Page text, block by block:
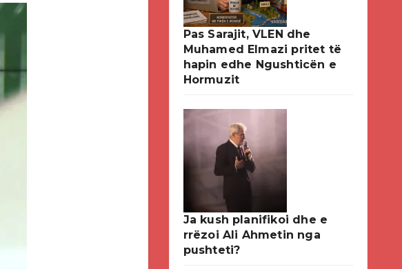
Pas Sarajit, VLEN dhe
Muhamed Elmazi pritet të
hapin edhe Ngushticën e
Hormuzit
Ja kush planifikoi dhe e
rrëzoi Ali Ahmetin nga
pushteti?